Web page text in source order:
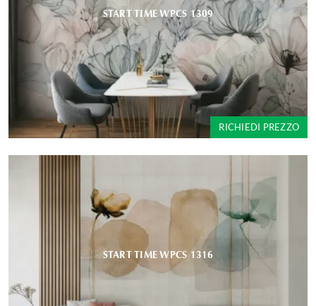
START TIME WPCS 1309
RICHIEDI PREZZO
START TIME WPCS 1316